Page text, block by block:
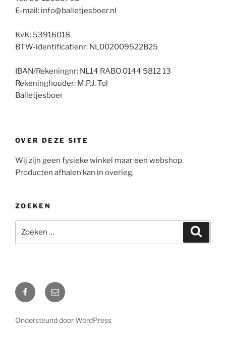
E-mail: info@balletjesboer.nl
KvK: 53916018
BTW-identificatienr: NL002009522B25
IBAN/Rekeningnr: NL14 RABO 0144 5812 13
Rekeninghouder: M.P.J. Tol
Balletjesboer
OVER DEZE SITE
Wij zijn geen fysieke winkel maar een webshop.
Producten afhalen kan in overleg.
ZOEKEN
naar:
FacebookMail
Ondersteund door WordPress